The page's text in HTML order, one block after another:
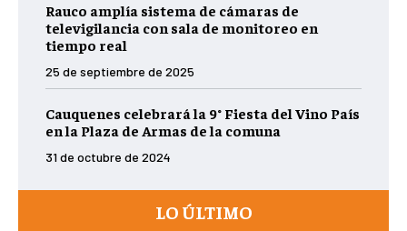
Rauco amplía sistema de cámaras de
televigilancia con sala de monitoreo en
tiempo real
25 de septiembre de 2025
Cauquenes celebrará la 9° Fiesta del Vino País
en la Plaza de Armas de la comuna
31 de octubre de 2024
LO ÚLTIMO